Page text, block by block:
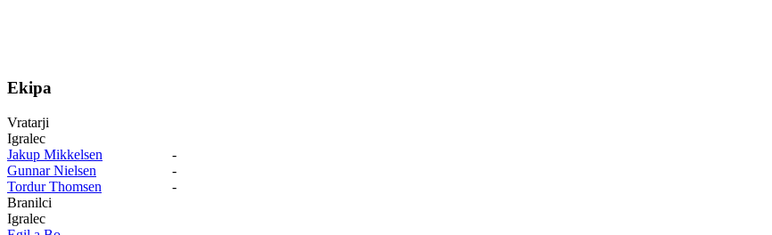
Ekipa
Vratarji
Igralec
Jakup Mikkelsen
-
Gunnar Nielsen
-
Tordur Thomsen
-
Branilci
Igralec